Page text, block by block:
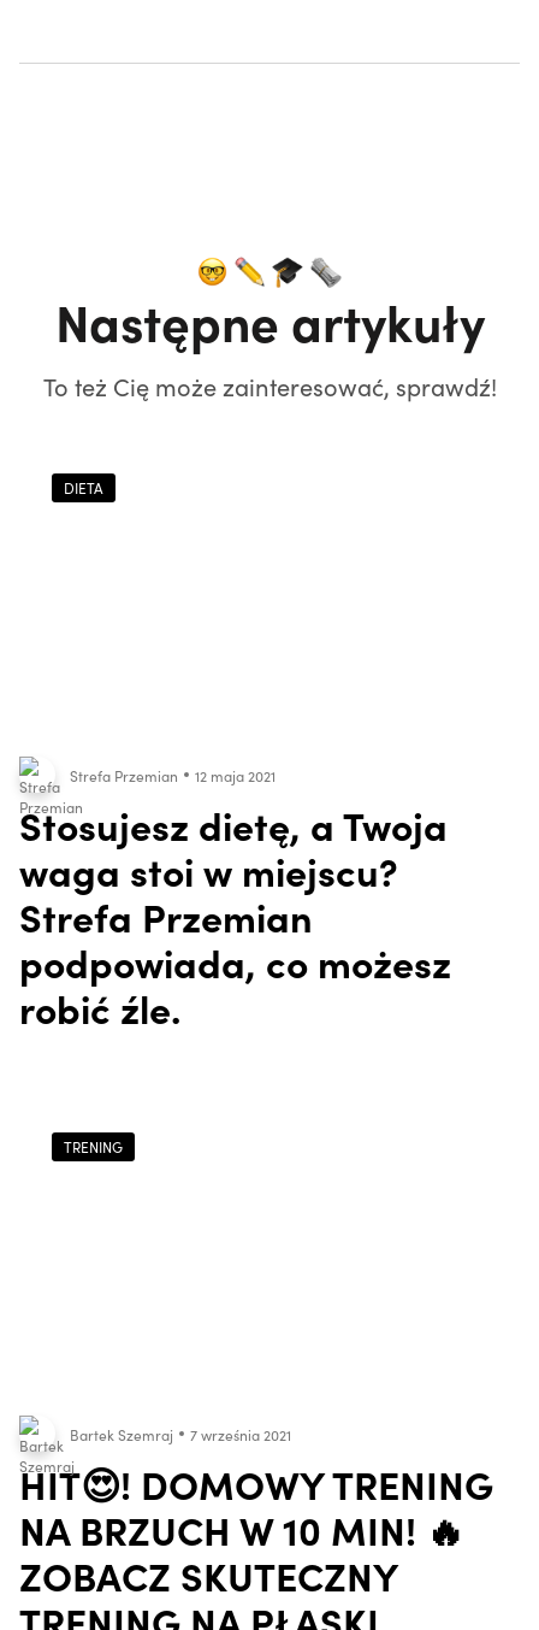
Następne artykuły
To też Cię może zainteresować, sprawdź!
DIETA
Strefa Przemian 12 maja 2021
Stosujesz dietę, a Twoja
waga stoi w miejscu?
Strefa Przemian
podpowiada, co możesz
robić źle.
TRENING
Bartek Szemraj 7 września 2021
HIT😍! DOMOWY TRENING
NA BRZUCH W 10 MIN! 🔥
ZOBACZ SKUTECZNY